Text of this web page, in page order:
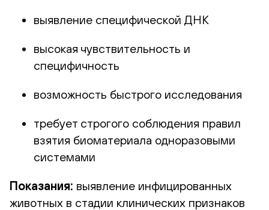
выявление специфической ДНК
высокая чувствительность и
специфичность
возможность быстрого исследования
требует строгого соблюдения правил
взятия биоматериала одноразовыми
системами
Показания: выявление инфицированных
животных в стадии клинических признаков